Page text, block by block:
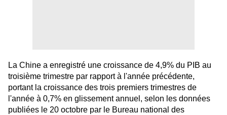
La Chine a enregistré une croissance de 4,9% du PIB au
troisième trimestre par rapport à l'année précédente,
portant la croissance des trois premiers trimestres de
l'année à 0,7% en glissement annuel, selon les données
publiées le 20 octobre par le Bureau national des